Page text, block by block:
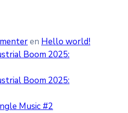
en Hello world!
Boom 2025:
Boom 2025:
Music #2